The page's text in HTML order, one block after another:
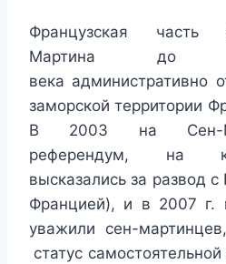
Французская часть
Мартина до
века административно
заморской территории
В 2003 на Сен-
референдум, на
высказались за развод
Францией), и в 2007 г.
уважили сен-
статус